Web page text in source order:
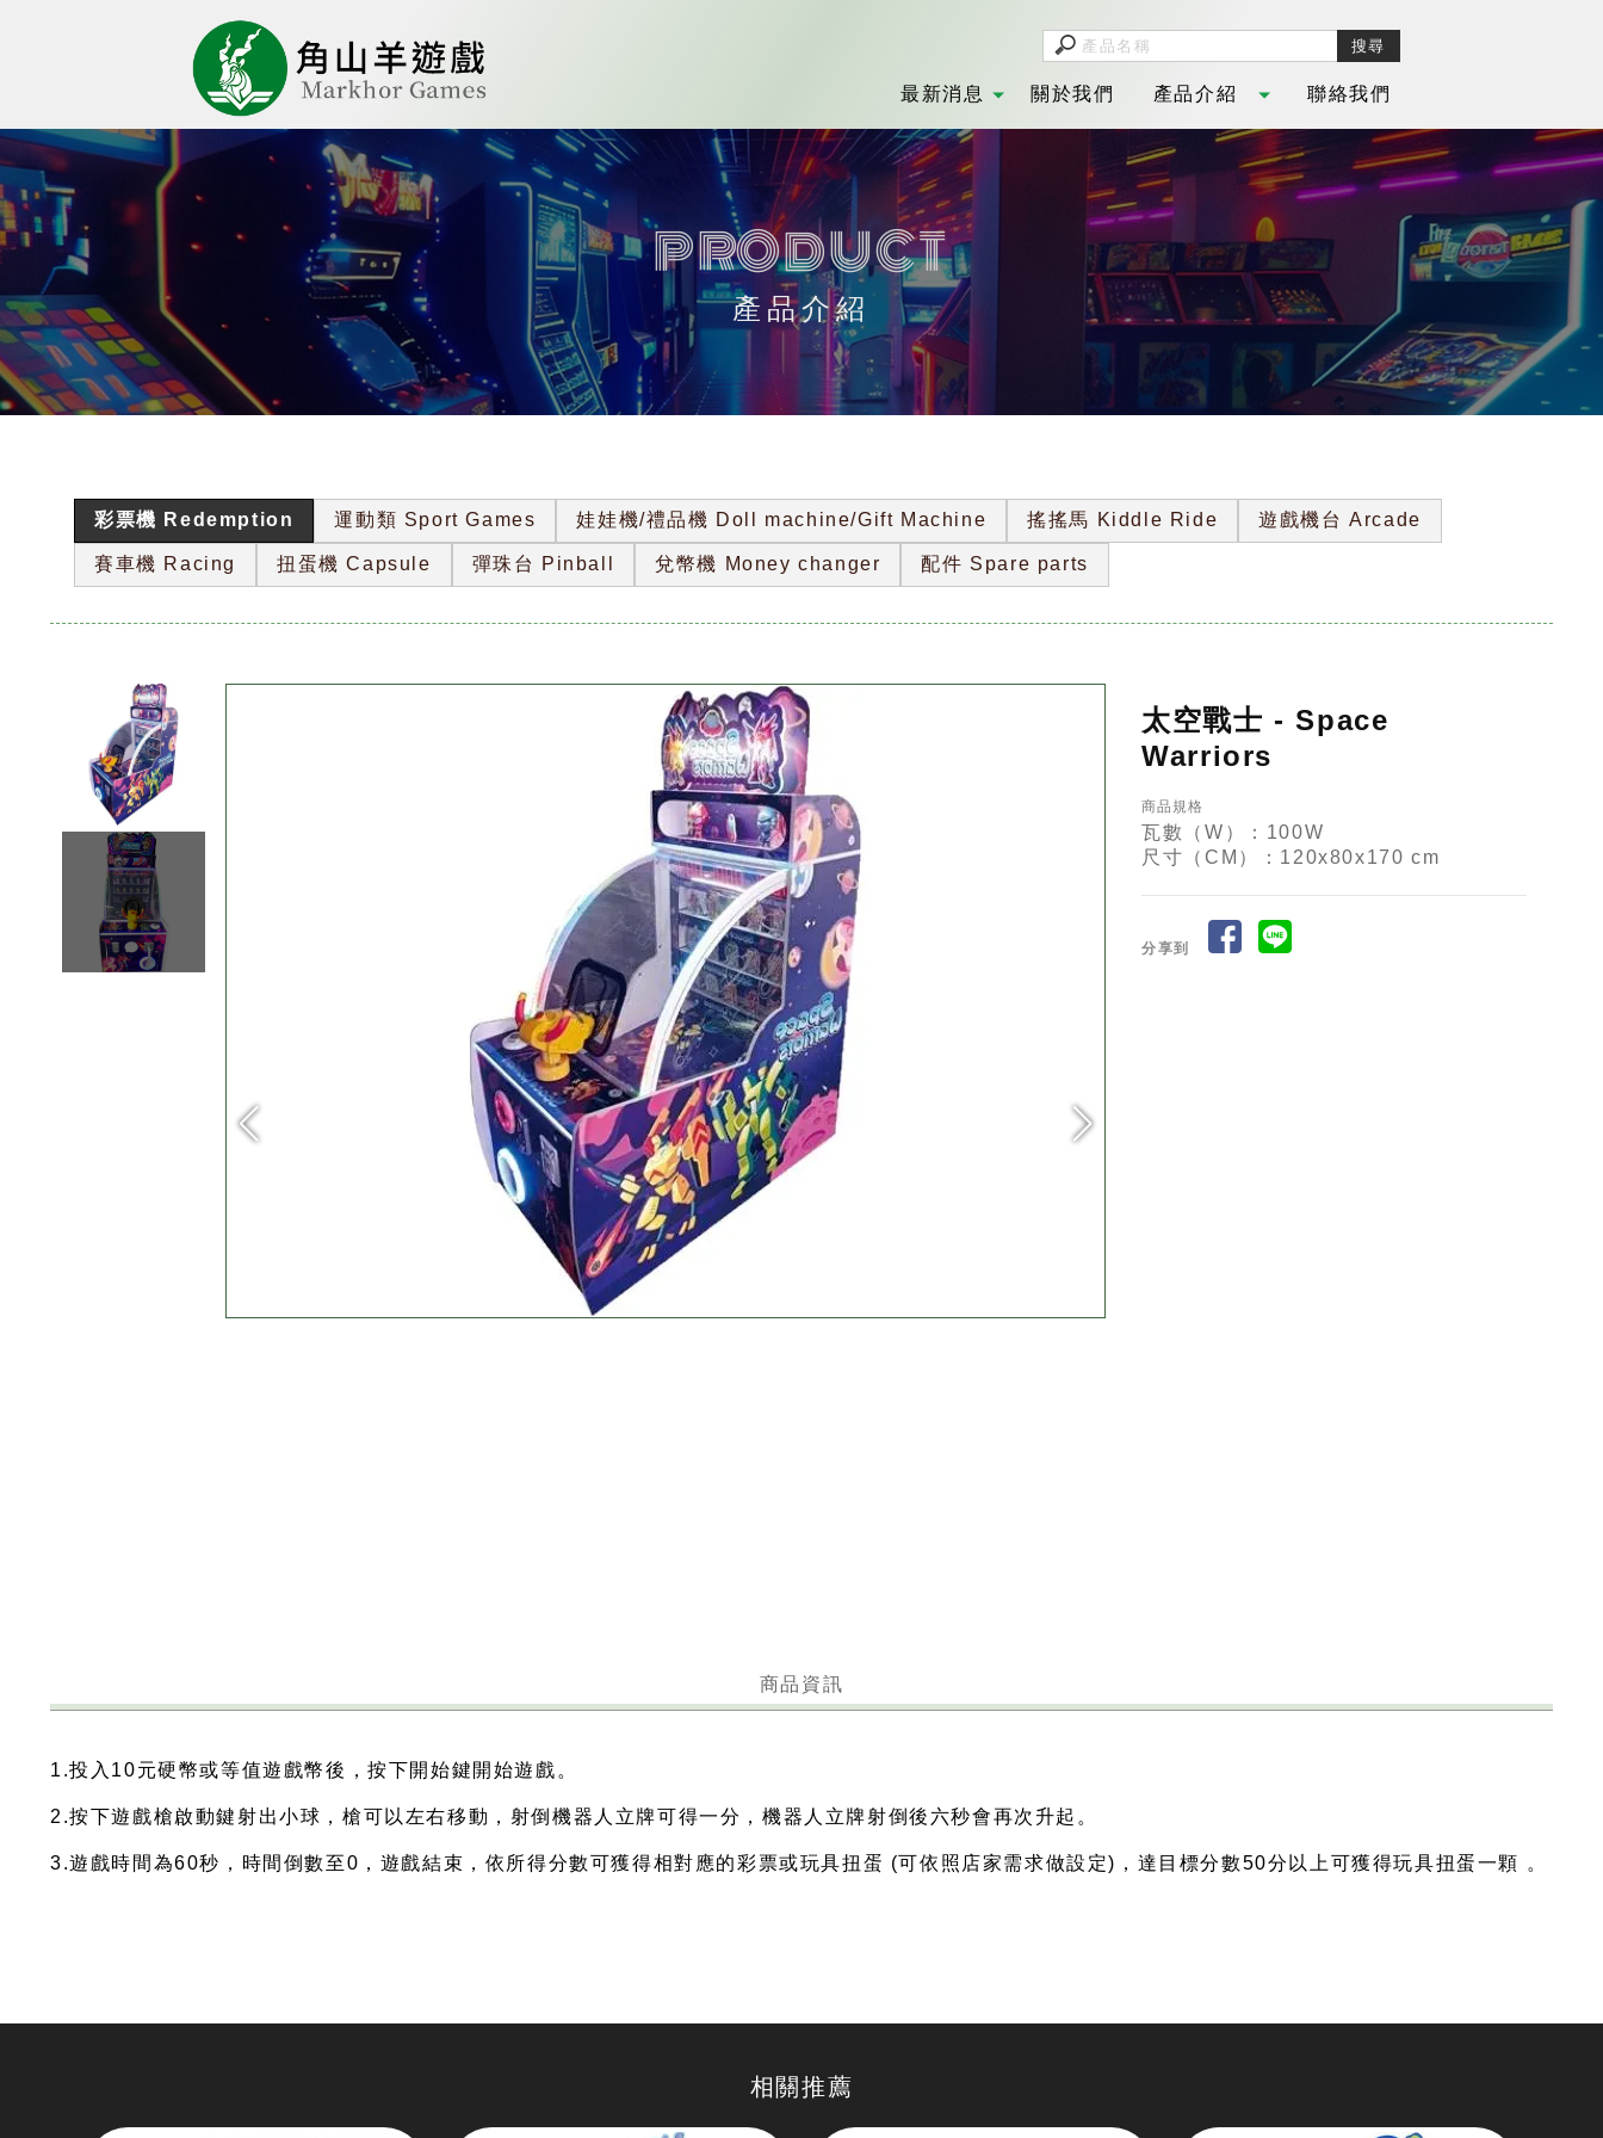
最新消息
NEWS
關於我們 產品介紹
PRODUCT
聯絡我們
CONTACT
產品介紹
彩票機 Redemption 運動類 Sport Games 娃娃機/禮品機 Doll machine/Gift Machine 搖搖馬 Kiddle Ride 遊戲機台 Arcade
賽車機 Racing 扭蛋機 Capsule 彈珠台 Pinball 兌幣機 Money changer 配件 Spare parts
太空戰士 - Space
Warriors
商品規格
瓦數（W）：100W
尺寸（CM）：120x80x170 cm
分享到
商品資訊
1.投入10元硬幣或等值遊戲幣後，按下開始鍵開始遊戲。
2.按下遊戲槍啟動鍵射出小球，槍可以左右移動，射倒機器人立牌可得一分，機器人立牌射倒後六秒會再次升起。
3.遊戲時間為60秒，時間倒數至0，遊戲結束，依所得分數可獲得相對應的彩票或玩具扭蛋 (可依照店家需求做設定)，達目標分數50分以上可獲得玩具扭蛋一顆 。